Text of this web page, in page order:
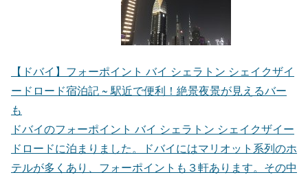
【ドバイ】フォーポイント バイ シェラトン シェイクザイ
ードロード宿泊記 ~ 駅近で便利！絶景夜景が見えるバー
も
ドバイのフォーポイント バイ シェラトン シェイクザイー
ドロードに泊まりました。ドバイにはマリオット系列のホ
テルが多くあり、フォーポイントも３軒あります。その中